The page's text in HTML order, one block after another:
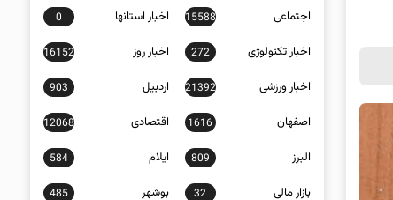
اجتماعی 15588 اخبار استانها 0
اخبار تکنولوژی 272 اخبار روز 16152
اخبار ورزشی 21392 اردبیل 903
اصفهان 1616 اقتصادی 12068
البرز 809 ایلام 584
بازار مالی 32 بوشهر 485